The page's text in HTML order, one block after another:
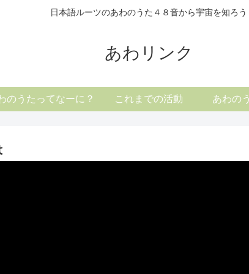
日本語ルーツのあわのうた４８音から宇宙を知ろう
あわリンク
のうたってなーに？ これまでの活動 あわの